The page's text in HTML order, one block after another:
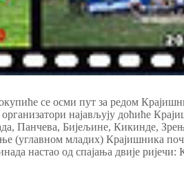
се осми пут за редом
организатори најављују доћиће
Панчева, Бијељине, Кикинде,
(углавном младих) Крајишника
настао од спајања двије ријечи: